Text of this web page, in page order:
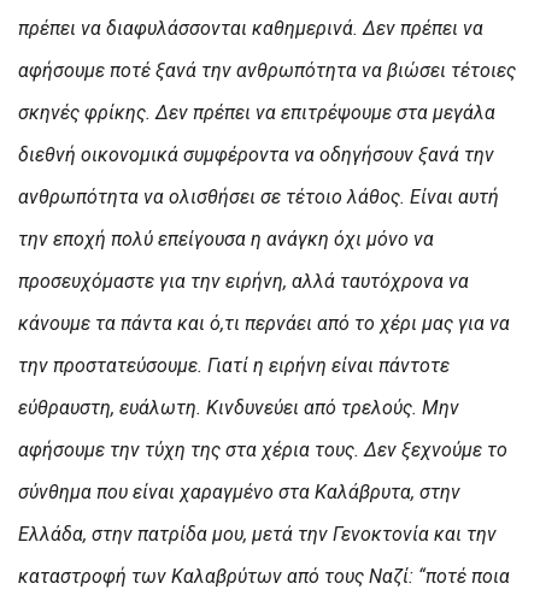
πρέπει να διαφυλάσσονται καθημερινά. Δεν πρέπει να
αφήσουμε ποτέ ξανά την ανθρωπότητα να βιώσει τέτοιες
σκηνές φρίκης. Δεν πρέπει να επιτρέψουμε στα μεγάλα
διεθνή οικονομικά συμφέροντα να οδηγήσουν ξανά την
ανθρωπότητα να ολισθήσει σε τέτοιο λάθος. Είναι αυτή
την εποχή πολύ επείγουσα η ανάγκη όχι μόνο να
προσευχόμαστε για την ειρήνη, αλλά ταυτόχρονα να
κάνουμε τα πάντα και ό,τι περνάει από το χέρι μας για να
την προστατεύσουμε. Γιατί η ειρήνη είναι πάντοτε
εύθραυστη, ευάλωτη. Κινδυνεύει από τρελούς. Μην
αφήσουμε την τύχη της στα χέρια τους. Δεν ξεχνούμε το
σύνθημα που είναι χαραγμένο στα Καλάβρυτα, στην
Ελλάδα, στην πατρίδα μου, μετά την Γενοκτονία και την
καταστροφή των Καλαβρύτων από τους Ναζί: “ποτέ ποια